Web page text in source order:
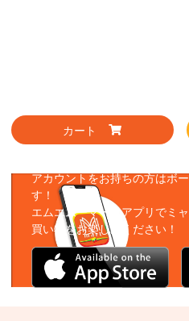
カート
アカウントをお持ちの方はボ
す！
エムエムーマートアプリでミ
買い物をお楽しみください！